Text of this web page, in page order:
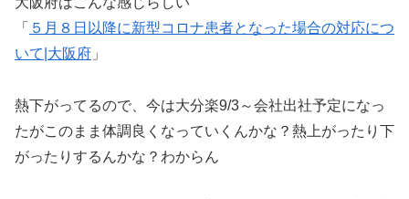
「 ５月８日以降に新型コロナ患者となった場合の対応につ
いて|大阪府 」
熱下がってるので、今は大分楽9/3～会社出社予定になっ
たがこのまま体調良くなっていくんかな？熱上がったり下
がったりするんかな？わからん